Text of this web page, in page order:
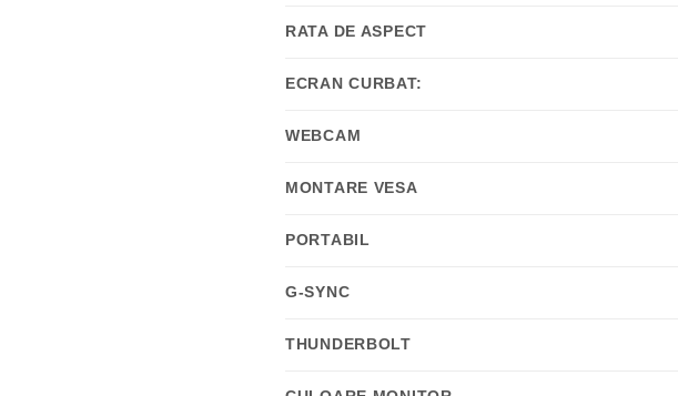
RATA DE ASPECT
ECRAN CURBAT:
WEBCAM
MONTARE VESA
PORTABIL
G-SYNC
THUNDERBOLT